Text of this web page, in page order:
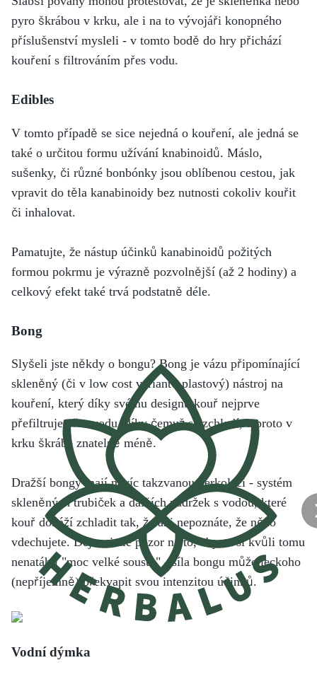
pyro škrábou v krku, ale i na to vývojáři konopného
příslušenství mysleli - v tomto bodě do hry přichází
kouření s filtrováním přes vodu.
Edibles
V tomto případě se sice nejedná o kouření, ale jedná se
také o určitou formu užívání knabinoidů. Máslo,
sušenky, či různé bonbónky jsou oblíbenou cestou, jak
vpravit do těla kanabinoidy bez nutnosti cokoliv kouřit
či inhalovat.
Pamatujte, že nástup účinků kanabinoidů požitých
formou pokrmu je výrazně pozvolnější (až 2 hodiny) a
celkový efekt také trvá podstatně déle.
Bong
Slyšeli jste někdy o bongu? Bong je vázu připomínající
skleněný (či v low cost variantě plastový) nástroj na
kouření, který díky svému designu kouř nejprve
přefiltruje přes vodu, díky čemuž se zchladí, a proto v
krku škrábe znatelně méně.
Dražší bongy mají navíc takzvanou perkolaci - systém
skleněných trubiček a dalších nádržek s vodou, které
kouř dokáží zchladit tak, že ani nepoznáte, že něco
vdechujete. Dejte si ale pozor na to, abyste si kvůli tomu
nenatáhli "moc velké sousto" - síla bongu může leckoho
(nepříjemně) překvapit svou intenzitou účinků.
Vodní dýmka